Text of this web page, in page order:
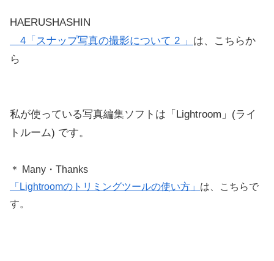
HAERUSHASHIN
4「スナップ写真の撮影について 2 」 は、こちらか
ら
私が使っている写真編集ソフトは「Lightroom」(ライ
トルーム) です。
＊ Many・Thanks
「Lightroomのトリミングツールの使い方」 は、こちらで
す。